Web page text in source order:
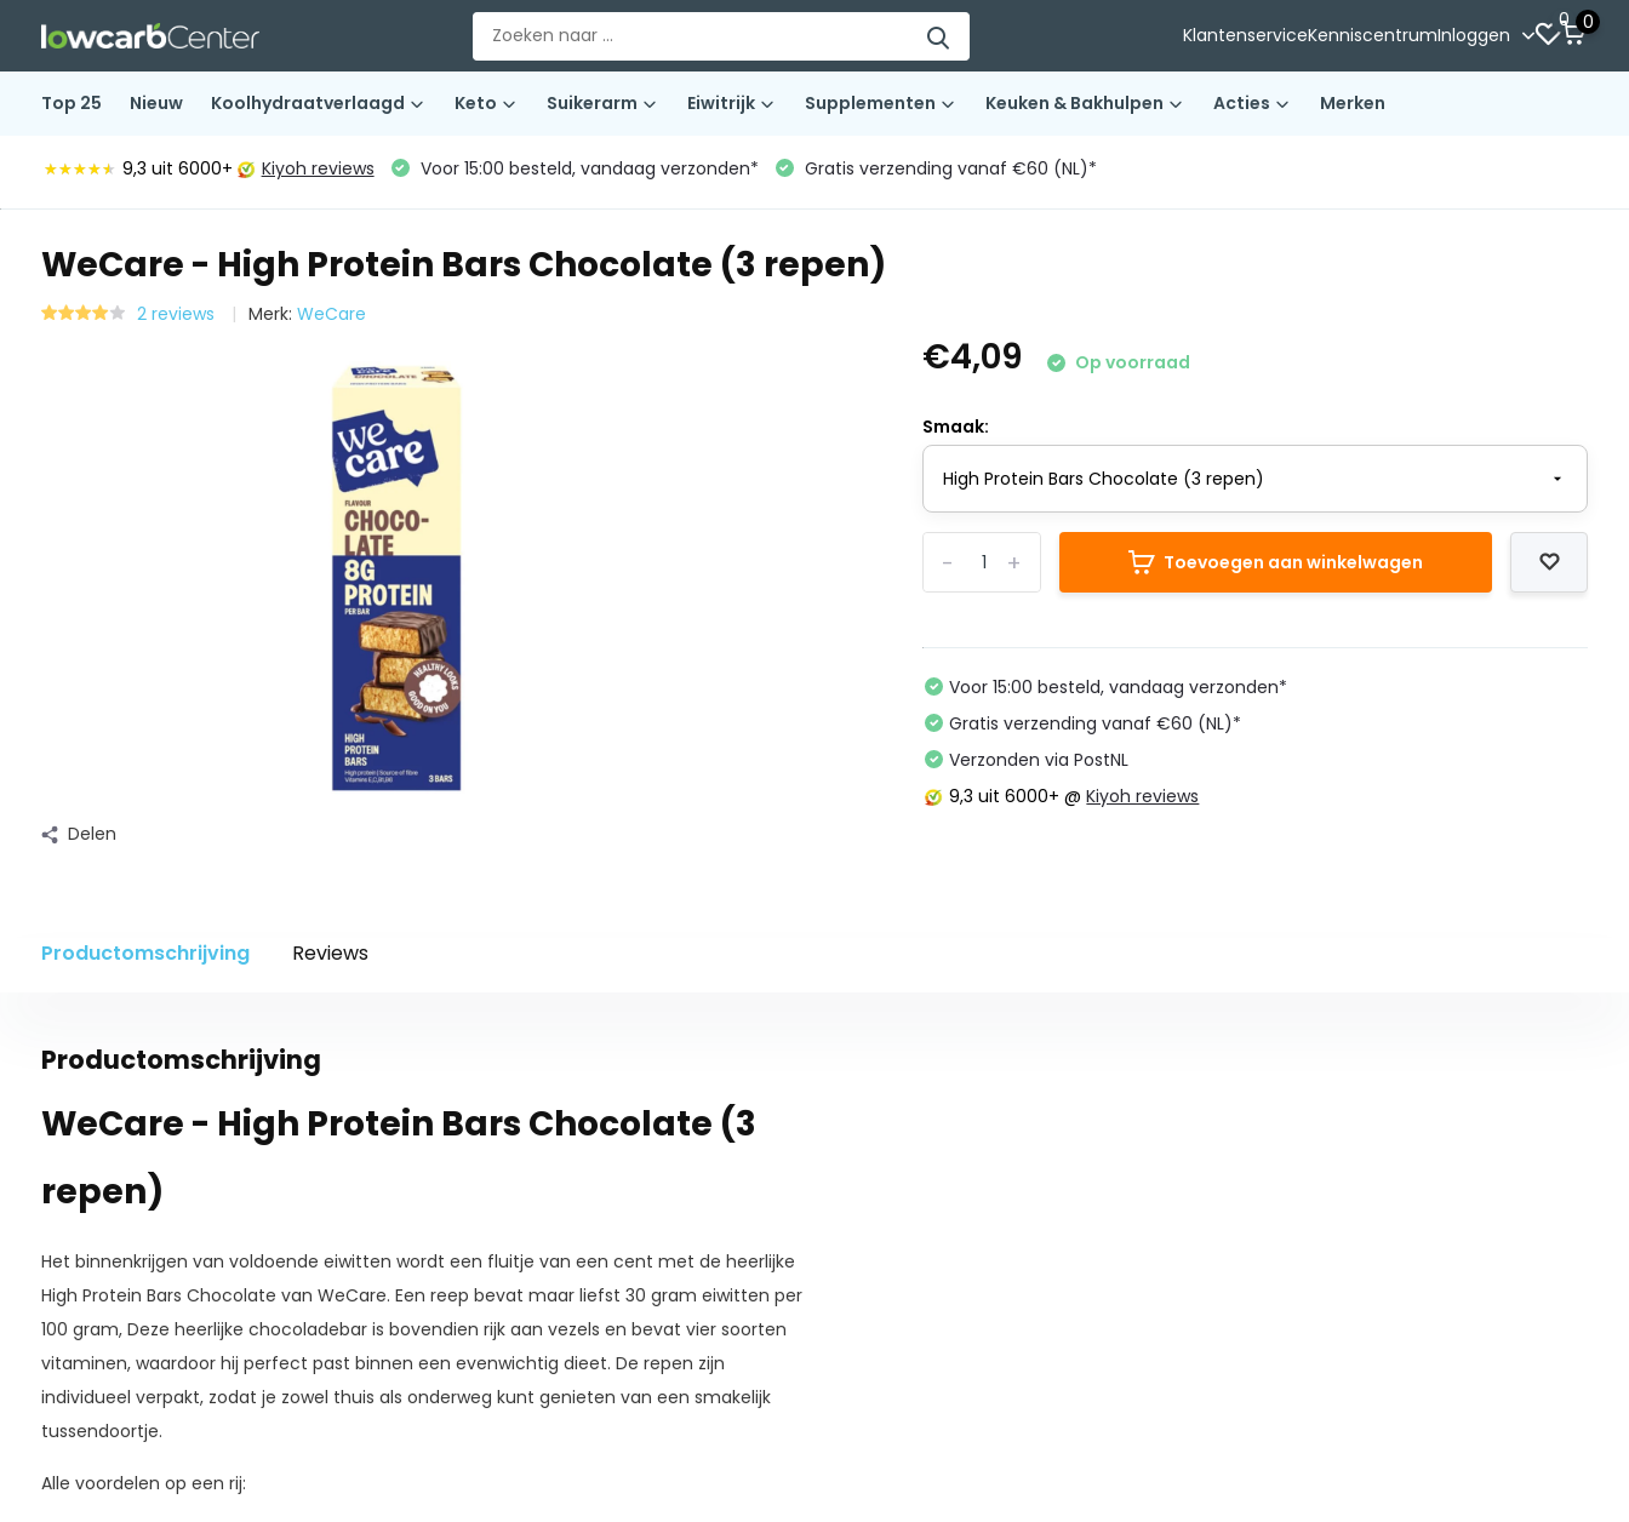
KlantenserviceKenniscentrumInloggen
0 0
Top 25 Nieuw Koolhydraatverlaagd Keto Suikerarm Eiwitrijk Supplementen Keuken & Bakhulpen Acties Merken
★★★★★
★★★★★ 9,3 uit 6000+ Kiyoh reviews Voor 15:00 besteld, vandaag verzonden* Gratis verzending vanaf €60 (NL)*
WeCare - High Protein Bars Chocolate (3 repen)
2 reviews Merk: WeCare
Delen
€4,09 Op voorraad
Smaak:
+
- Toevoegen aan winkelwagen
Voor 15:00 besteld, vandaag verzonden*
Gratis verzending vanaf €60 (NL)*
Verzonden via PostNL
9,3 uit 6000+ @Kiyoh reviews
Productomschrijving Reviews
Productomschrijving
WeCare - High Protein Bars Chocolate (3
repen)
Het binnenkrijgen van voldoende eiwitten wordt een fluitje van een cent met de heerlijke
High Protein Bars Chocolate van WeCare. Een reep bevat maar liefst 30 gram eiwitten per
100 gram, Deze heerlijke chocoladebar is bovendien rijk aan vezels en bevat vier soorten
vitaminen, waardoor hij perfect past binnen een evenwichtig dieet. De repen zijn
individueel verpakt, zodat je zowel thuis als onderweg kunt genieten van een smakelijk
tussendoortje.
Alle voordelen op een rij: